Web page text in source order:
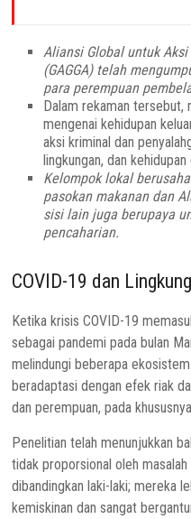
Aliansi Global untuk
(GAGGA) telah
para perempuan
Dalam rekaman tersebut,
mengenai kehidupan
aksi kriminal dan
lingkungan, dan
Kelompok lokal
pasokan makanan dan
sisi lain juga berupaya
pencaharian.
COVID-19 dan
Ketika krisis COVID-19
sebagai pandemi pada bulan
melindungi beberapa
beradaptasi dengan efek riak
dan perempuan, pada khususnya.
Penelitian telah menunjukkan
tidak proporsional oleh
dibandingkan laki-laki; mereka
kemiskinan dan sangat